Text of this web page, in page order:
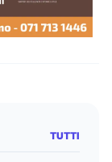
TUTTI